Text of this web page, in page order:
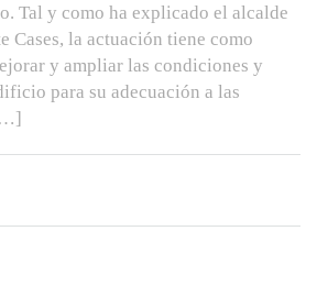
Tal y como ha explicado el alcalde
Cases, la actuación tiene como
y ampliar las condiciones y
para su adecuación a las